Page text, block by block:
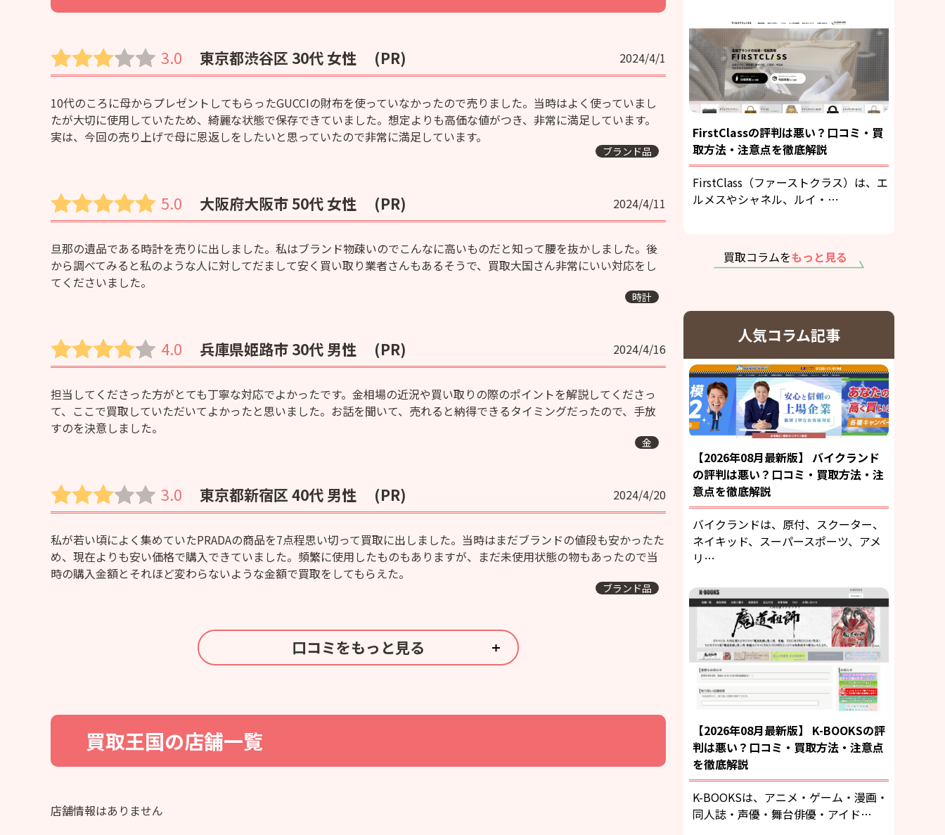
3.0 東京都渋谷区 30代 女性 (PR) 2024/4/1
10代のころに母からプレゼントしてもらったGUCCIの財布を使っていなかったので売りました。当時はよく使っていまし
たが大切に使用していたため、綺麗な状態で保存できていました。想定よりも高価な値がつき、非常に満足しています。
実は、今回の売り上げで母に恩返しをしたいと思っていたので非常に満足しています。
ブランド品
5.0 大阪府大阪市 50代 女性 (PR) 2024/4/11
旦那の遺品である時計を売りに出しました。私はブランド物疎いのでこんなに高いものだと知って腰を抜かしました。後
から調べてみると私のような人に対してだまして安く買い取り業者さんもあるそうで、買取大国さん非常にいい対応をし
てくださいました。
時計
4.0 兵庫県姫路市 30代 男性 (PR) 2024/4/16
担当してくださった方がとても丁寧な対応でよかったです。金相場の近況や買い取りの際のポイントを解説してくださっ
て、ここで買取していただいてよかったと思いました。お話を聞いて、売れると納得できるタイミングだったので、手放
すのを決意しました。
金
3.0 東京都新宿区 40代 男性 (PR) 2024/4/20
私が若い頃によく集めていたPRADAの商品を7点程思い切って買取に出しました。当時はまだブランドの値段も安かったた
め、現在よりも安い価格で購入できていました。頻繁に使用したものもありますが、まだ未使用状態の物もあったので当
時の購入金額とそれほど変わらないような金額で買取をしてもらえた。
ブランド品
口コミをもっと見る
買取王国の店舗一覧
店舗情報はありません
FirstClassの評判は悪い？口コミ・買
取方法・注意点を徹底解説
FirstClass（ファーストクラス）は、エ
ルメスやシャネル、ルイ・…
買取コラムをもっと見る
人気コラム記事
【2026年08月最新版】 バイクランド
の評判は悪い？口コミ・買取方法・注
意点を徹底解説
バイクランドは、原付、スクーター、
ネイキッド、スーパースポーツ、アメ
リ…
【2026年08月最新版】 K-BOOKSの評
判は悪い？口コミ・買取方法・注意点
を徹底解説
K-BOOKSは、アニメ・ゲーム・漫画・
同人誌・声優・舞台俳優・アイド…